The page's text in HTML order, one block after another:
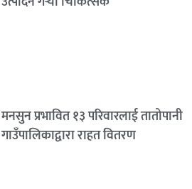
मनसुन प्रभावित १३ परिवारलाई तातोपानी
गाउँपालिकाद्वारा राहत वितरण